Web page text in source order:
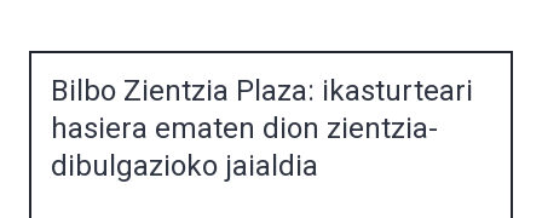
Bilbo Zientzia Plaza: ikasturteari
hasiera ematen dion zientzia-
dibulgazioko jaialdia